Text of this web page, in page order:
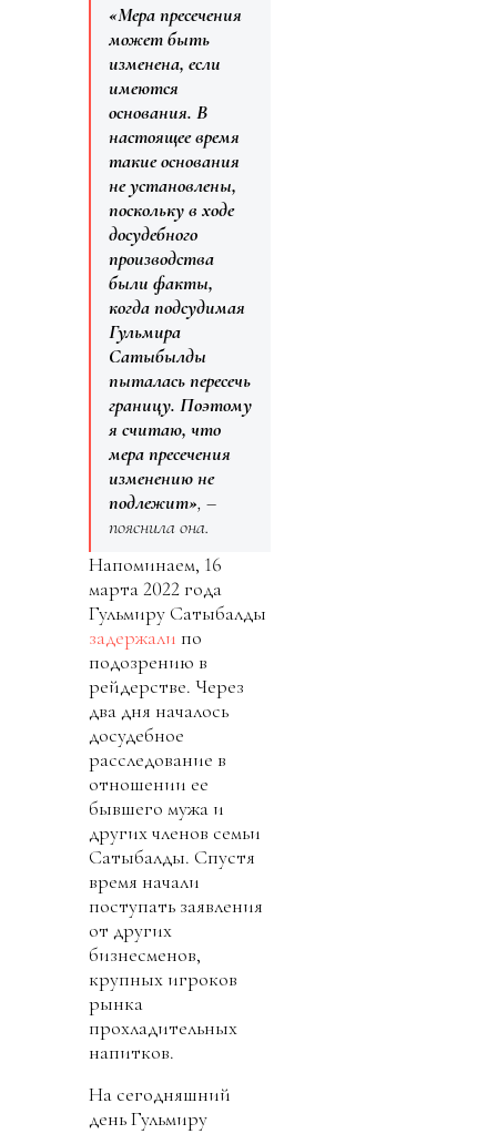
«Мера пресечения
может быть
изменена, если
имеются
основания. В
настоящее время
такие основания
не установлены,
поскольку в ходе
досудебного
производства
были факты,
когда подсудимая
Гульмира
Сатыбылды
пыталась пересечь
границу. Поэтому
я считаю, что
мера пресечения
изменению не
подлежит», –
пояснила она.
Напоминаем, 16
марта 2022 года
Гульмиру Сатыбалды
задержали по
подозрению в
рейдерстве. Через
два дня началось
досудебное
расследование в
отношении ее
бывшего мужа и
других членов семьи
Сатыбалды. Спустя
время начали
поступать заявления
от других
бизнесменов,
крупных игроков
рынка
прохладительных
напитков.
На сегодняшний
день Гульмиру